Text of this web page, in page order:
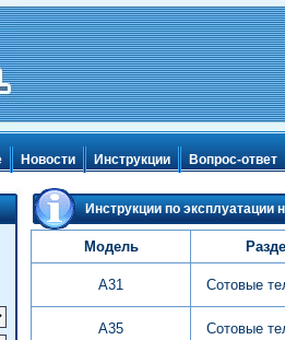
Новости Инструкции Вопрос-ответ
Инструкции по эксплуатации
Модель
A31 Сотовые
A35 Сотовые